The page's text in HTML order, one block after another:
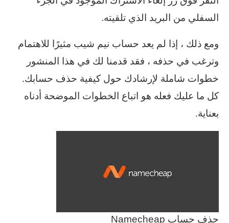
السفلي من البريد الذي تلقيته.
ومع ذلك ، إذا لم يعد حساب نيم شيب مثيرًا للاهتمام
وترغب في حذفه ، فقد قدمنا لك في هذا المنشور
خطوات شاملة لإرشادك حول كيفية حذف حسابك.
كل ما عليك فعله هو اتباع الخطوات الموضحة أدناه
بعناية.
حذف حساب Namecheap